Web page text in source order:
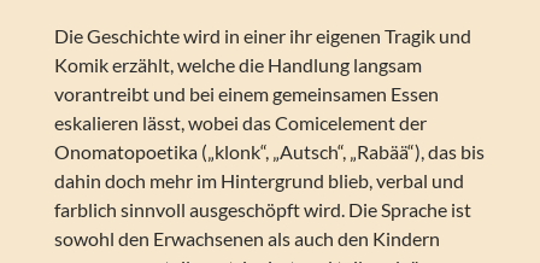
Die Geschichte wird in einer ihr eigenen Tragik und
Komik erzählt, welche die Handlung langsam
vorantreibt und bei einem gemeinsamen Essen
eskalieren lässt, wobei das Comicelement der
Onomatopoetika („klonk“, „Autsch“, „Rabää“), das bis
dahin doch mehr im Hintergrund blieb, verbal und
farblich sinnvoll ausgeschöpft wird. Die Sprache ist
sowohl den Erwachsenen als auch den Kindern